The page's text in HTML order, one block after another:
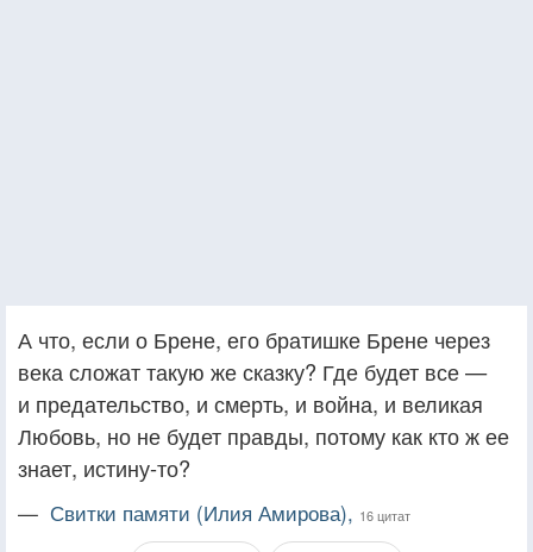
А что, если о Брене, его братишке Брене через
века сложат такую же сказку? Где будет все —
и предательство, и смерть, и война, и великая
Любовь, но не будет правды, потому как кто ж ее
знает, истину-то?
— Свитки памяти (Илия Амирова), 16 цитат